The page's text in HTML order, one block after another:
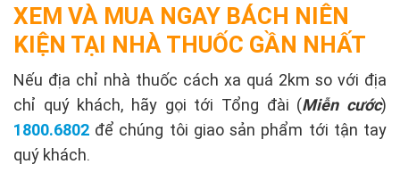
XEM VÀ MUA NGAY BÁCH NIÊN
KIỆN TẠI NHÀ THUỐC GẦN NHẤT
Nếu địa chỉ nhà thuốc cách xa quá 2km so với địa
chỉ quý khách, hãy gọi tới Tổng đài (Miễn cước)
1800.6802 để chúng tôi giao sản phẩm tới tận tay
quý khách.